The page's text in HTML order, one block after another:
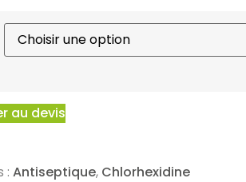
au devis
: Antiseptique, Chlorhexidine